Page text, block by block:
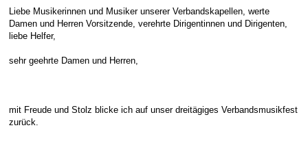
Liebe Musikerinnen und Musiker unserer Verbandskapellen, werte
Damen und Herren Vorsitzende, verehrte Dirigentinnen und Dirigenten,
liebe Helfer,
sehr geehrte Damen und Herren,
mit Freude und Stolz blicke ich auf unser dreitägiges Verbandsmusikfest
zurück.